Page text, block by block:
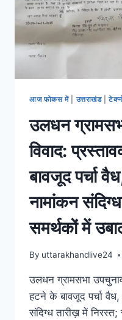
आज फोकस में| उत्तराखंड|
उलधन
विवाद:
बावजूद पर्चा
नामांकन
समर्थकों में
By uttarakhandlive24
उलधन ग्रामसभा
हटने के बावजूद पर्चा वैध,
संदिग्ध तारीख़ में